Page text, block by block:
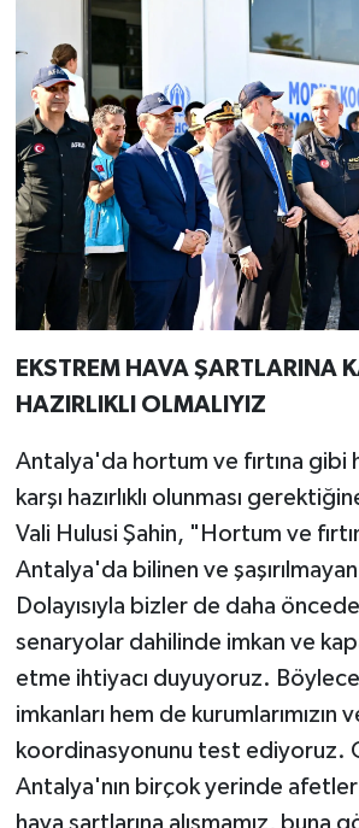
EKSTREM HAVA ŞARTLARINA
HAZIRLIKLI OLMALIYIZ
Antalya'da hortum ve fırtına gibi
karşı hazırlıklı olunması
Vali Hulusi Şahin, "Hortum ve
Antalya'da bilinen ve
Dolayısıyla bizler de daha
senaryolar dahilinde imkan ve
etme ihtiyacı duyuyoruz.
imkanları hem de kurumlarımızın
koordinasyonunu test ediyoruz.
Antalya'nın birçok yerinde